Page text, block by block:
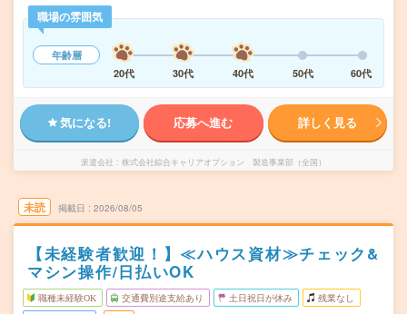
職場の雰囲気
年齢層
20代
30代 40代 50代 60代
気になる! 応募へ進む 詳しく見る
派遣会社 株式会社綜合キャリアオプション 製造事業部（全国）
未読 掲載日 2026/08/05
【未経験者歓迎！】≪ハウス資材≫チェック&
マシン操作/日払いOK
職種未経験OK 交通費別途支給あり 土日祝日が休み 残業なし